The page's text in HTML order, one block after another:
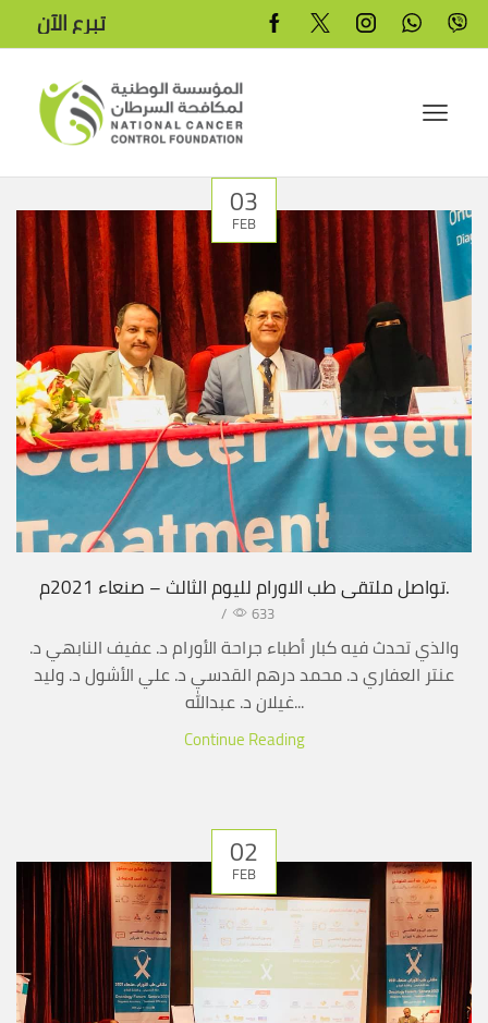
تبرع الآن
03
FEB
تواصل ملتقى طب الاورام لليوم الثالث – صنعاء 2021م.
/ 633
والذي تحدث فيه كبار أطباء جراحة الأورام د. عفيف النابهي د.
عنتر العفاري د. محمد درهم القدسي د. علي الأشول د. وليد
غيلان د. عبدالله...
Continue Reading
02
FEB